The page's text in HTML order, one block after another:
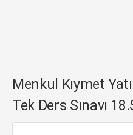
Menkul Kıymet
Tek Ders Sınavı